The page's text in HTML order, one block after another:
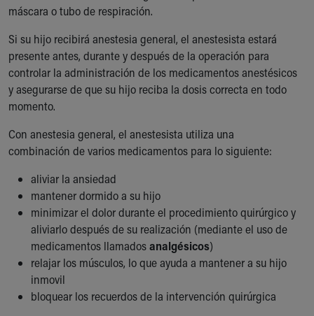
Quality and Patient Safety
Women's Board
Our History
More childhood, please.™
Cincinnati Children's
Your Visit
MyChart Telehealth Visits
Directions
During Your Visit
Financial Services
Rest Accommodations
Visiting
Gift Shop
Department of Public Safety
Health Info
Health Information
máscara o tubo de respiración.
Si su hijo recibirá anestesia general, el anestesista estará
presente antes, durante y después de la operación para
controlar la administración de los medicamentos anestésicos
y asegurarse de que su hijo reciba la dosis correcta en todo
momento.
Con anestesia general, el anestesista utiliza una
combinación de varios medicamentos para lo siguiente:
aliviar la ansiedad
mantener dormido a su hijo
minimizar el dolor durante el procedimiento quirúrgico y
aliviarlo después de su realización (mediante el uso de
medicamentos llamadosanalgésicos)
relajar los músculos, lo que ayuda a mantener a su hijo
inmovil
bloquear los recuerdos de la intervención quirúrgica